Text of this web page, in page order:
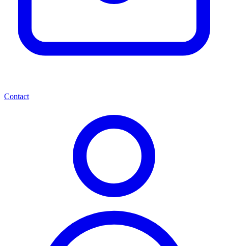
Contact